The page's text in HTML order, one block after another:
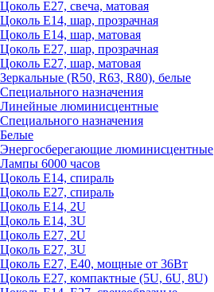
Цоколь Е27, свеча, матовая
Цоколь Е14, шар, прозрачная
Цоколь Е14, шар, матовая
Цоколь Е27, шар, прозрачная
Цоколь Е27, шар, матовая
Зеркальные (R50, R63, R80), белые
Специального назначения
Линейные люминисцентные
Специального назначения
Белые
Энергосберегающие люминисцентные
Лампы 6000 часов
Цоколь Е14, спираль
Цоколь Е27, спираль
Цоколь Е14, 2U
Цоколь Е14, 3U
Цоколь Е27, 2U
Цоколь Е27, 3U
Цоколь Е27, Е40, мощные от 36Вт
Цоколь Е27, компактные (5U, 6U, 8U)